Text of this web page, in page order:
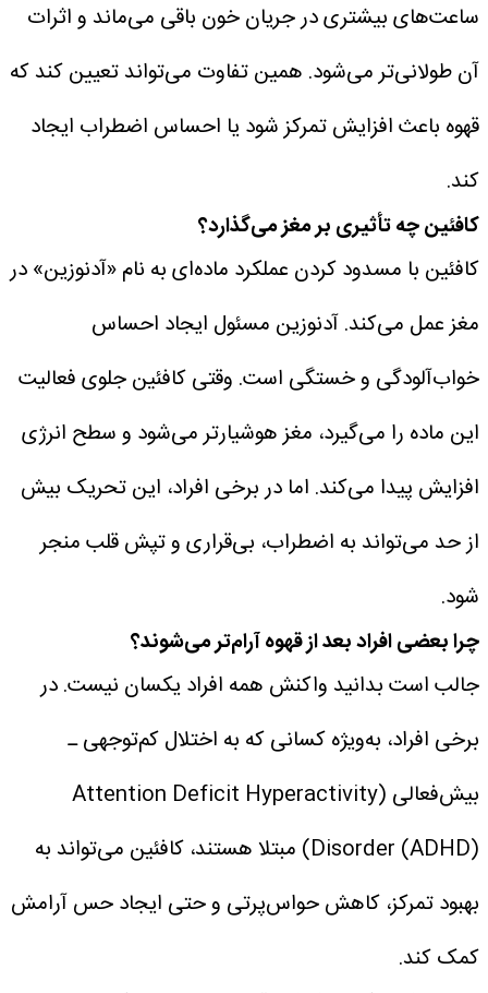
ساعت‌های بیشتری در جریان خون باقی می‌ماند و اثرات
آن طولانی‌تر می‌شود. همین تفاوت می‌تواند تعیین کند که
قهوه باعث افزایش تمرکز شود یا احساس اضطراب ایجاد
کند.
کافئین چه تأثیری بر مغز می‌گذارد؟
کافئین با مسدود کردن عملکرد ماده‌ای به نام «آدنوزین» در
مغز عمل می‌کند. آدنوزین مسئول ایجاد احساس
خواب‌آلودگی و خستگی است. وقتی کافئین جلوی فعالیت
این ماده را می‌گیرد، مغز هوشیارتر می‌شود و سطح انرژی
افزایش پیدا می‌کند. اما در برخی افراد، این تحریک بیش
از حد می‌تواند به اضطراب، بی‌قراری و تپش قلب منجر
شود.
چرا بعضی افراد بعد از قهوه آرام‌تر می‌شوند؟
جالب است بدانید واکنش همه افراد یکسان نیست. در
برخی افراد، به‌ویژه کسانی که به اختلال کم‌توجهی ـ
بیش‌فعالی (Attention Deficit Hyperactivity
Disorder (ADHD)) مبتلا هستند، کافئین می‌تواند به
بهبود تمرکز، کاهش حواس‌پرتی و حتی ایجاد حس آرامش
کمک کند.